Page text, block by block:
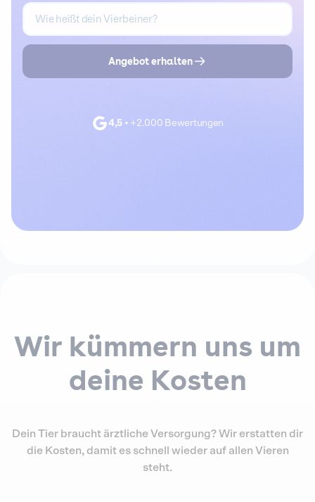
Angebot erhalten
4,5 • +2.000 Bewertungen
Wir kümmern uns um
deine Kosten
Dein Tier braucht ärztliche Versorgung? Wir erstatten dir
die Kosten, damit es schnell wieder auf allen Vieren
steht.